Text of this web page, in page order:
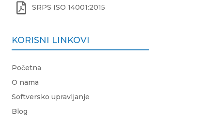
 SRPS ISO 14001:2015
KORISNI LINKOVI
Početna
O nama
Softversko upravljanje
Blog